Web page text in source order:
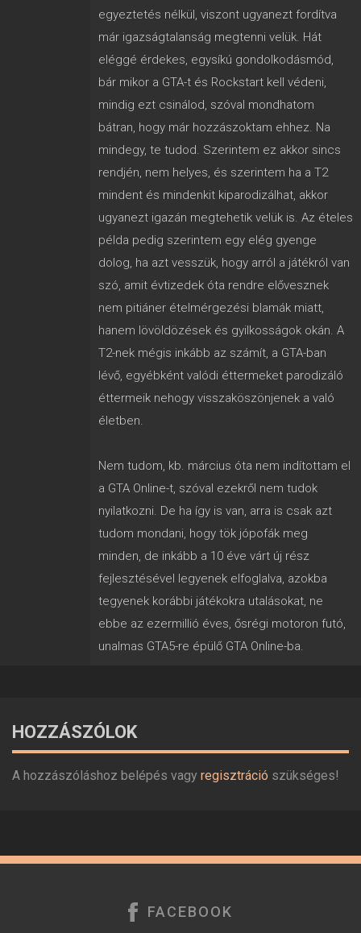
egyeztetés nélkül, viszont ugyanezt fordítva
már igazságtalanság megtenni velük. Hát
eléggé érdekes, egysíkú gondolkodásmód,
bár mikor a GTA-t és Rockstart kell védeni,
mindig ezt csinálod, szóval mondhatom
bátran, hogy már hozzászoktam ehhez. Na
mindegy, te tudod. Szerintem ez akkor sincs
rendjén, nem helyes, és szerintem ha a T2
mindent és mindenkit kiparodizálhat, akkor
ugyanezt igazán megtehetik velük is. Az ételes
példa pedig szerintem egy elég gyenge
dolog, ha azt vesszük, hogy arról a játékról van
szó, amit évtizedek óta rendre elővesznek
nem pitiáner ételmérgezési blamák miatt,
hanem lövöldözések és gyilkosságok okán. A
T2-nek mégis inkább az számít, a GTA-ban
lévő, egyébként valódi éttermeket parodizáló
éttermeik nehogy visszaköszönjenek a való
életben.
Nem tudom, kb. március óta nem indítottam el
a GTA Online-t, szóval ezekről nem tudok
nyilatkozni. De ha így is van, arra is csak azt
tudom mondani, hogy tök jópofák meg
minden, de inkább a 10 éve várt új rész
fejlesztésével legyenek elfoglalva, azokba
tegyenek korábbi játékokra utalásokat, ne
ebbe az ezermillió éves, ősrégi motoron futó,
unalmas GTA5-re épülő GTA Online-ba.
HOZZÁSZÓLOK
A hozzászóláshoz belépés vagy regisztráció szükséges!
FACEBOOK